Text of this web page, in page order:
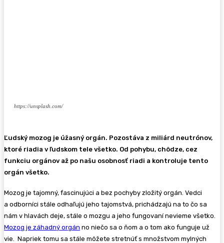
https://unsplash.com/
Ľudský mozog je úžasný orgán. Pozostáva z miliárd neutrónov,
ktoré riadia v ľudskom tele všetko. Od pohybu, chôdze, cez
funkciu orgánov až po našu osobnosť riadi a kontroluje tento
orgán všetko.
Mozog je tajomný, fascinujúci a bez pochyby zložitý orgán. Vedci
a odborníci stále odhaľujú jeho tajomstvá, prichádzajú na to čo sa
nám v hlavách deje, stále o mozgu a jeho fungovaní nevieme všetko.
Mozog je záhadný orgán no niečo sa o ňom a o tom ako funguje už
vie. Napriek tomu sa stále môžete stretnúť s množstvom mylných